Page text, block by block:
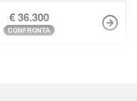
€ 36.300
CONFRONTA